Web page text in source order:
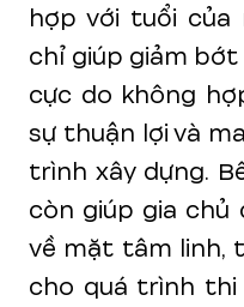
hợp với tuổi của
chỉ giúp giảm
cực do không
sự thuận lợi và
trình xây dựng.
còn giúp gia
về mặt tâm linh,
cho quá trình thi